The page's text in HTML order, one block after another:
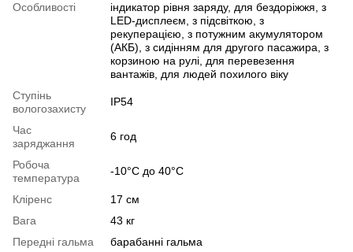
Особливості
індикатор рівня заряду, для бездоріжжя, з
LED-дисплеєм, з підсвіткою, з
рекуперацією, з потужним акумулятором
(АКБ), з сидінням для другого пасажира, з
корзиною на рулі, для перевезення
вантажів, для людей похилого віку
Ступінь
вологозахисту
IP54
Час
заряджання
6 год
Робоча
температура
-10°C до 40°C
Кліренс
17 см
Вага
43 кг
Передні гальма
барабанні гальма